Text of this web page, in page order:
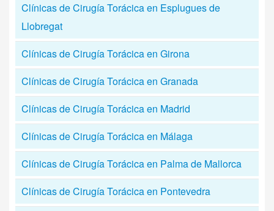
Clínicas de Cirugía Torácica en Esplugues de
Llobregat
Clínicas de Cirugía Torácica en Girona
Clínicas de Cirugía Torácica en Granada
Clínicas de Cirugía Torácica en Madrid
Clínicas de Cirugía Torácica en Málaga
Clínicas de Cirugía Torácica en Palma de Mallorca
Clínicas de Cirugía Torácica en Pontevedra